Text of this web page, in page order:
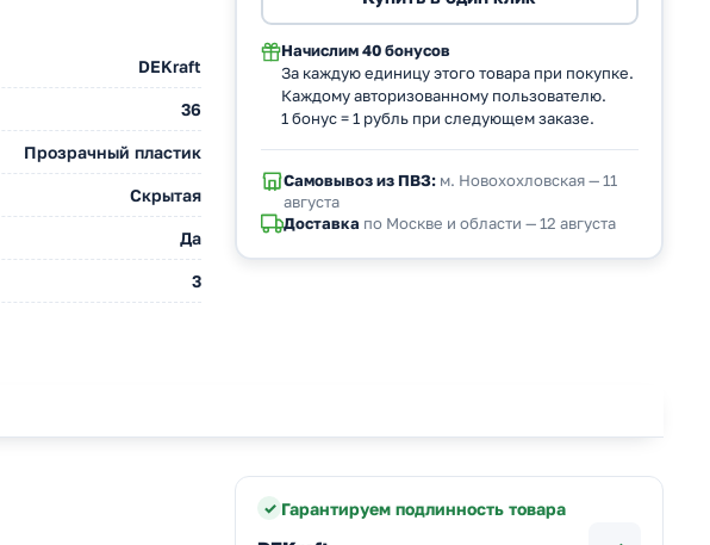
DEKraft
36
Прозрачный пластик
Скрытая
Да
3
Начислим 40 бонусов
За каждую единицу этого товара при покупке.
Каждому авторизованному пользователю.
1 бонус = 1 рубль при следующем заказе.
Самовывоз из ПВЗ:м. Новохохловская — 11
августа
Доставка по Москве и области — 12 августа
Гарантируем подлинность товара